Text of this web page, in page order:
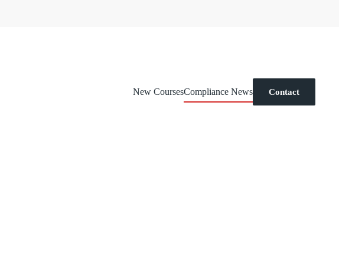
New CoursesCompliance News Contact